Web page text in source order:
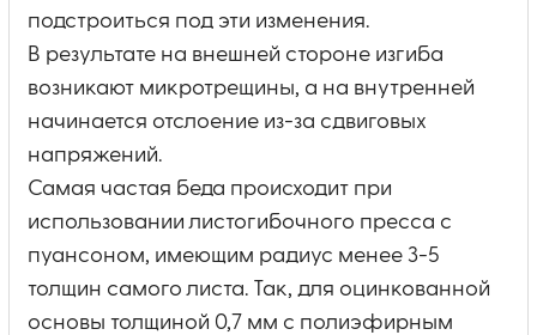
подстроиться под эти изменения.
В результате на внешней стороне изгиба
возникают микротрещины, а на внутренней
начинается отслоение из-за сдвиговых
напряжений.
Самая частая беда происходит при
использовании листогибочного пресса с
пуансоном, имеющим радиус менее 3-5
толщин самого листа. Так, для оцинкованной
основы толщиной 0,7 мм с полиэфирным